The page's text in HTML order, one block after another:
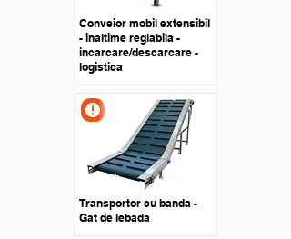
Conveior mobil extensibil
- inaltime reglabila -
incarcare/descarcare -
logistica
Transportor cu banda -
Gat de lebada